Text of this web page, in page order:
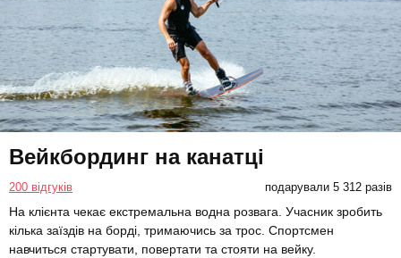
Вейкбординг на канатці
200 відгуків подарували 5 312 разів
На клієнта чекає екстремальна водна розвага. Учасник зробить
кілька заїздів на борді, тримаючись за трос. Спортсмен
навчиться стартувати, повертати та стояти на вейку.